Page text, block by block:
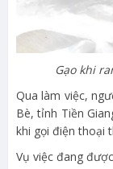
Gạo khi
Qua làm việc,
Bè, tỉnh Tiền
khi gọi điện thoại
Vụ việc đang